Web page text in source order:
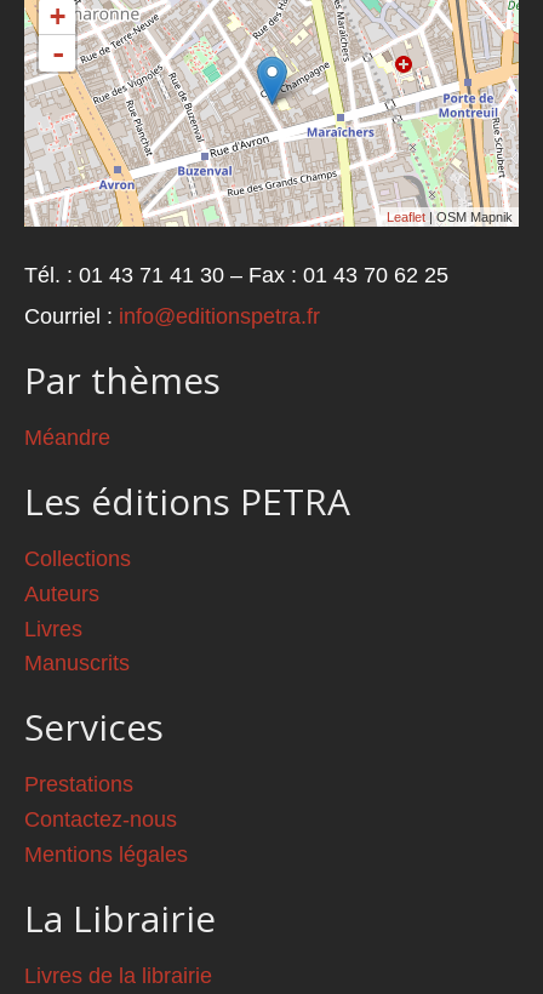
+
-
Leaflet | OSM Mapnik
Tél. : 01 43 71 41 30 – Fax : 01 43 70 62 25
Courriel : info@editionspetra.fr
Par thèmes
Méandre
Les éditions PETRA
Collections
Auteurs
Livres
Manuscrits
Services
Prestations
Contactez-nous
Mentions légales
La Librairie
Livres de la librairie